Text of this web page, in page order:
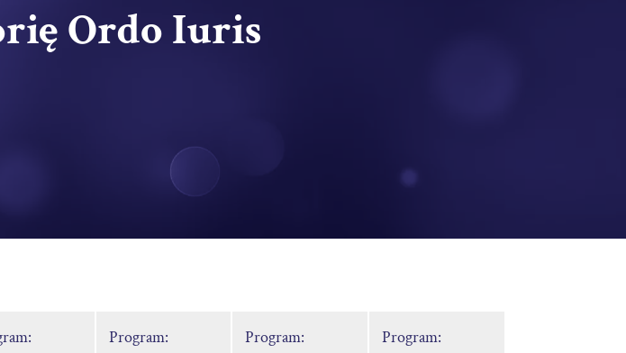
Ordo Iuris
Program:
Program:
Program: